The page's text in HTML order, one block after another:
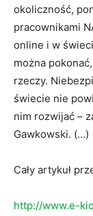
okoliczność,
pracownikami
online i w
można
rzeczy.
świecie nie
nim rozwijać –
Gawkowski. (…)
Cały artykuł
http://www.e-